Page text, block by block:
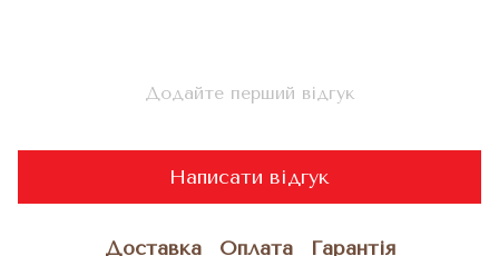
Додайте перший відгук
Написати відгук
Доставка Оплата Гарантія